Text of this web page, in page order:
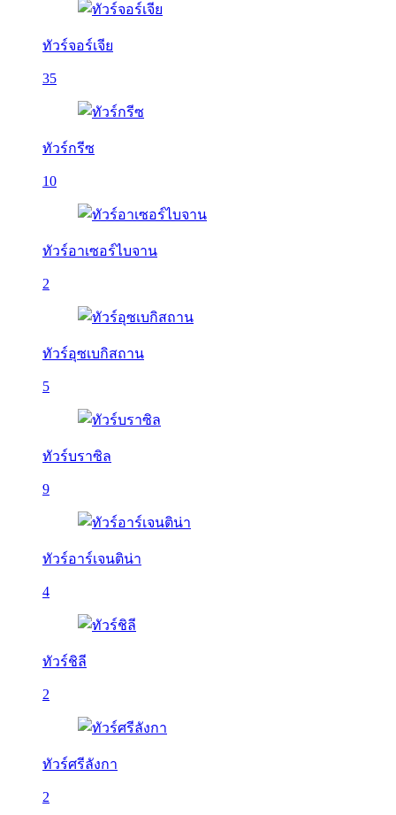
ทัวร์จอร์เจีย
35
ทัวร์กรีซ
10
ทัวร์อาเซอร์ไบจาน
2
ทัวร์อุซเบกิสถาน
5
ทัวร์บราซิล
9
ทัวร์อาร์เจนติน่า
4
ทัวร์ชิลี
2
ทัวร์ศรีลังกา
2